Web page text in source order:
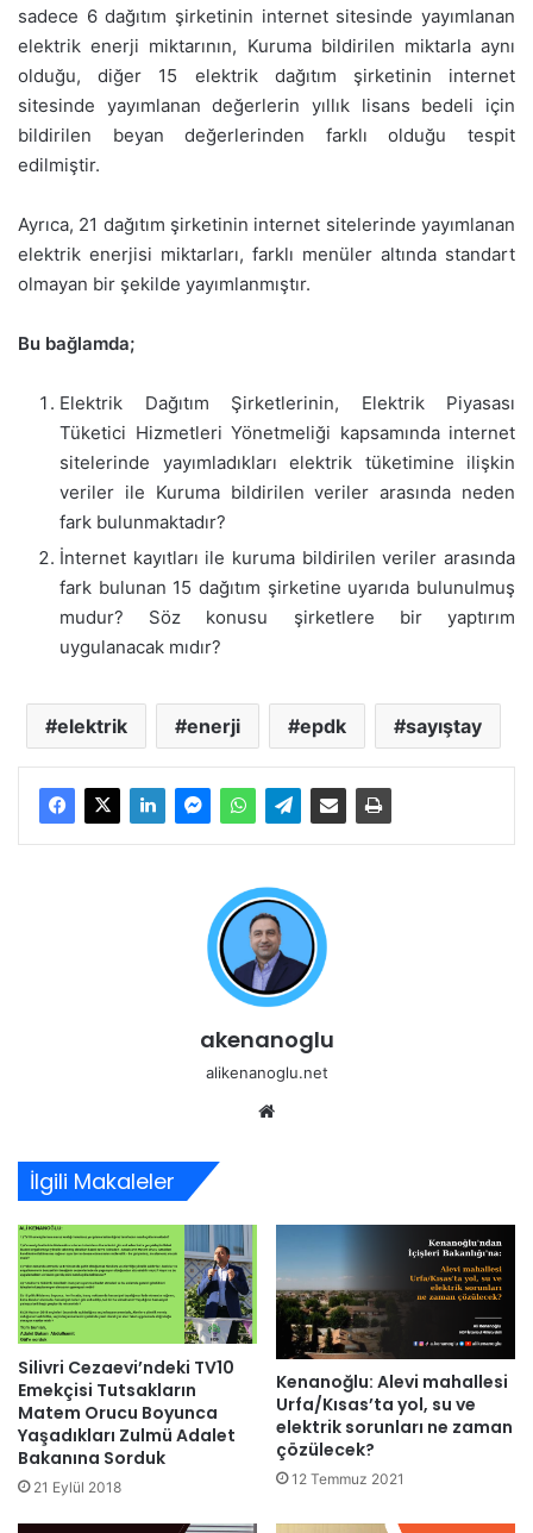
sadece 6 dağıtım şirketinin internet sitesinde yayımlanan
elektrik enerji miktarının, Kuruma bildirilen miktarla aynı
olduğu, diğer 15 elektrik dağıtım şirketinin internet
sitesinde yayımlanan değerlerin yıllık lisans bedeli için
bildirilen beyan değerlerinden farklı olduğu tespit
edilmiştir.
Ayrıca, 21 dağıtım şirketinin internet sitelerinde yayımlanan
elektrik enerjisi miktarları, farklı menüler altında standart
olmayan bir şekilde yayımlanmıştır.
Bu bağlamda;
Elektrik Dağıtım Şirketlerinin, Elektrik Piyasası
Tüketici Hizmetleri Yönetmeliği kapsamında internet
sitelerinde yayımladıkları elektrik tüketimine ilişkin
veriler ile Kuruma bildirilen veriler arasında neden
fark bulunmaktadır?
İnternet kayıtları ile kuruma bildirilen veriler arasında
fark bulunan 15 dağıtım şirketine uyarıda bulunulmuş
mudur? Söz konusu şirketlere bir yaptırım
uygulanacak mıdır?
elektrik enerji epdk sayıştay
akenanoglu
alikenanoglu.net
İlgili Makaleler
Silivri Cezaevi’ndeki TV10
Emekçisi Tutsakların
Matem Orucu Boyunca
Yaşadıkları Zulmü Adalet
Bakanına Sorduk
21 Eylül 2018
Kenanoğlu: Alevi mahallesi
Urfa/Kısas’ta yol, su ve
elektrik sorunları ne zaman
çözülecek?
12 Temmuz 2021